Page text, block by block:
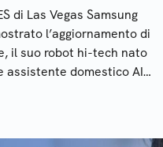
di Las Vegas Samsung
l’aggiornamento di
il suo robot hi-tech nato
assistente domestico AI e